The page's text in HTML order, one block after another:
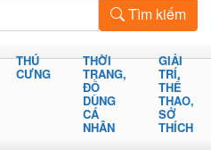
Tìm kiếm
THÚ
CƯNG
THỜI
TRANG,
ĐỒ
DÙNG
CÁ
NHÂN
GIẢI
TRÍ,
THỂ
THAO,
SỞ
THÍCH